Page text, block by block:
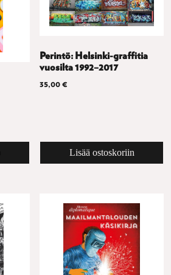
Perintö: Helsinki-graffitia
vuosilta 1992–2017
35,00€
Lisää ostoskoriin